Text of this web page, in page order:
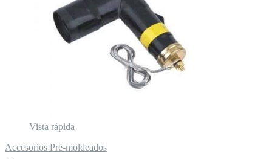
Vista rápida
Accesorios Pre-moldeados